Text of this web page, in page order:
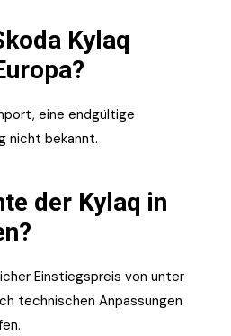
Kylaq
eine endgültige
nicht bekannt.
der Kylaq in
Einstiegspreis von unter
technischen Anpassungen